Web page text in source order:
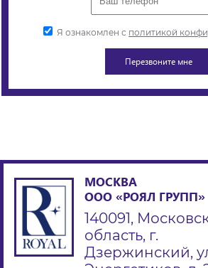
Я ознакомлен с политикой
МОСКВА
ООО «РОЯЛ ГРУПП»
140091,
область, г.
Дзержинский,